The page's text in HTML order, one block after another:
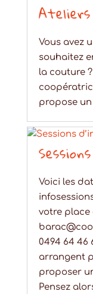
Vous avez
souhaitez
la couture
propose
Voici les
votre place
0494 64 46
arrangent
proposer
Pensez